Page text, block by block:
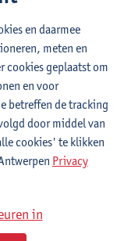
Mortelmans
Vroedvrouw
en
en daarmee
meten en
cookies geplaatst om
en voor
betreffen de tracking
door middel van
cookies' te klikken
Privacy
in